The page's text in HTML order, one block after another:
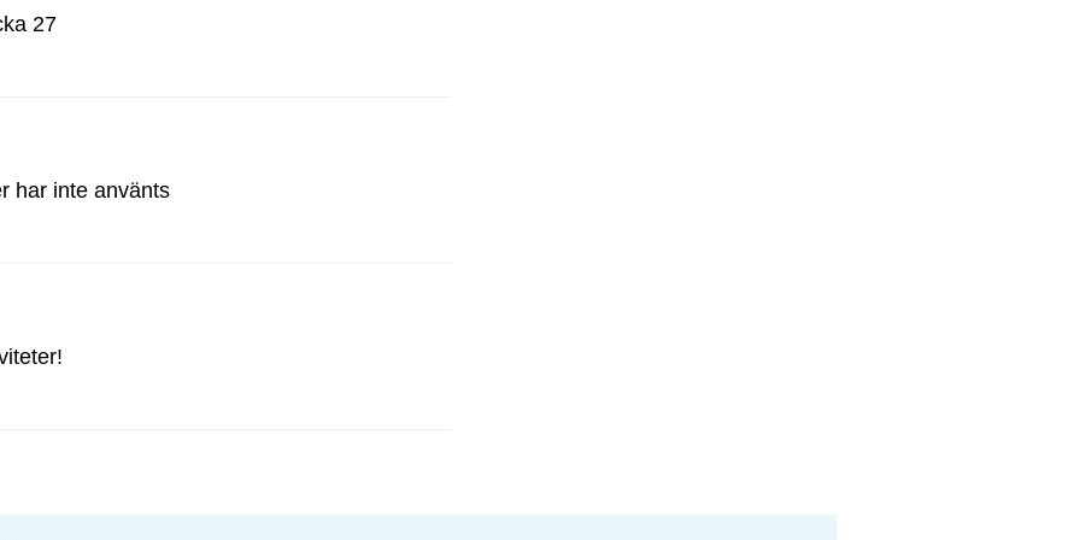
27
har inte använts